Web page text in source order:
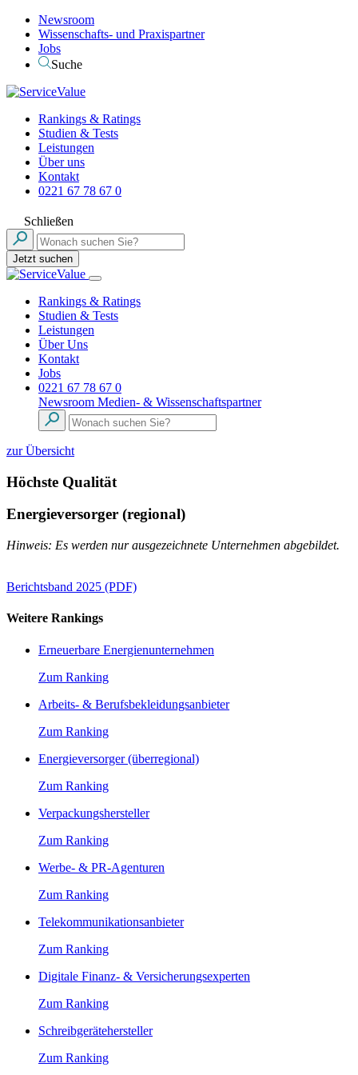
Newsroom
Wissenschafts- und Praxispartner
Jobs
Suche
Rankings & Ratings
Studien & Tests
Leistungen
Über uns
Kontakt
0221 67 78 67 0
Schließen
Jetzt suchen
Rankings & Ratings
Studien & Tests
Leistungen
Über Uns
Kontakt
Jobs
0221 67 78 67 0
Newsroom Medien- & Wissenschaftspartner
zur Übersicht
Höchste Qualität
Energieversorger (regional)
Hinweis: Es werden nur ausgezeichnete Unternehmen abgebildet.
Berichtsband 2025 (PDF)
Weitere Rankings
Erneuerbare Energienunternehmen
Zum Ranking
Arbeits- & Berufsbekleidungsanbieter
Zum Ranking
Energieversorger (überregional)
Zum Ranking
Verpackungshersteller
Zum Ranking
Werbe- & PR-Agenturen
Zum Ranking
Telekommunikationsanbieter
Zum Ranking
Digitale Finanz- & Versicherungsexperten
Zum Ranking
Schreibgerätehersteller
Zum Ranking